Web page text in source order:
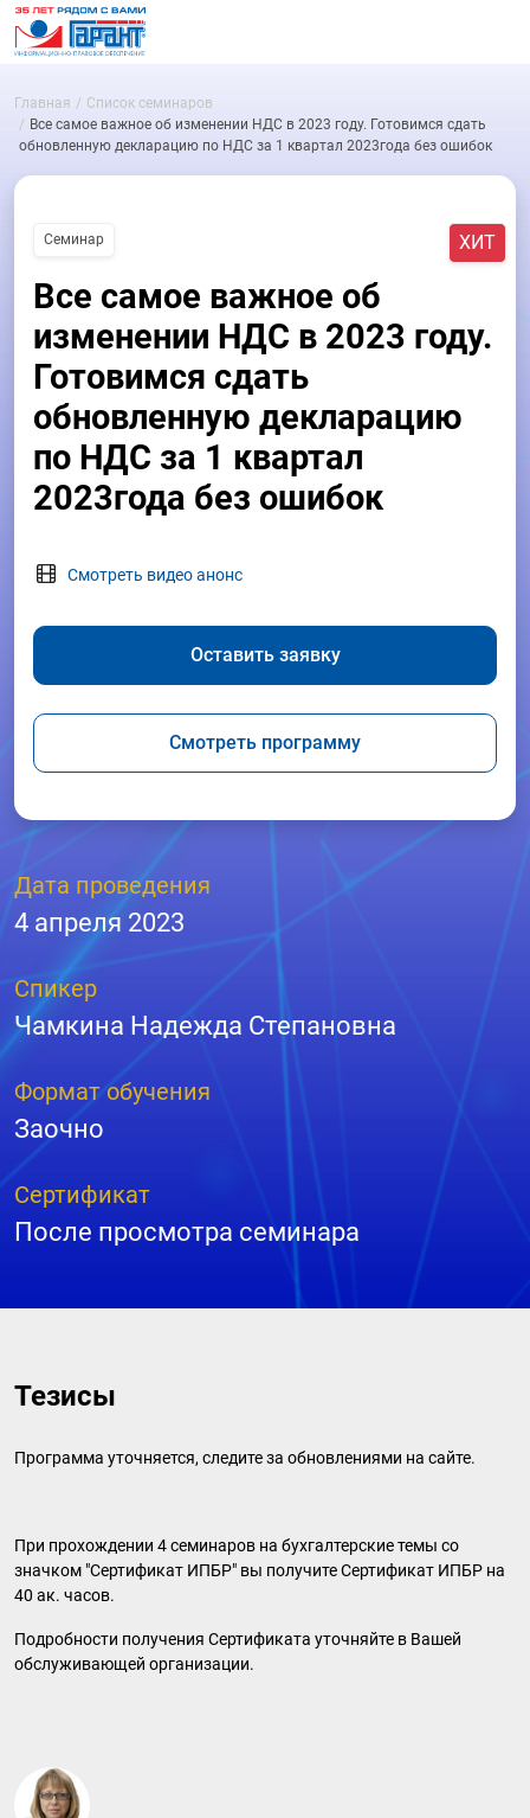
Главная
Список семинаров
Все самое важное об изменении НДС в 2023 году. Готовимся сдать
обновленную декларацию по НДС за 1 квартал 2023года без ошибок
Семинар ХИТ
Все самое важное об
изменении НДС в 2023 году.
Готовимся сдать
обновленную декларацию
по НДС за 1 квартал
2023года без ошибок
Смотреть видео анонс
Оставить заявку
Смотреть программу
Дата проведения
4 апреля 2023
Спикер
Чамкина Надежда Степановна
Формат обучения
Заочно
Сертификат
После просмотра семинара
Тезисы
Программа уточняется, следите за обновлениями на сайте.
При прохождении 4 семинаров на бухгалтерские темы со
значком "Сертификат ИПБР" вы получите Сертификат ИПБР на
40 ак. часов.
Подробности получения Сертификата уточняйте в Вашей
обслуживающей организации.